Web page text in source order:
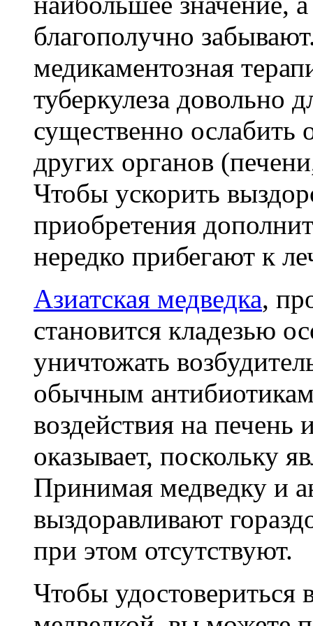
солевые отложения, болевые ощущения
и повышает гибкость суставов
Купить экстракт Маклюры
Желчь медведя настойка
применяется при диабете, болезнях
различных опухолях, болезни обмена
облысении, панкреатите, остеохондрозе,
радикулите, подагре, ревматизме,
Купить настойку медвежьей желчи
благополучно
медикаментозная
туберкулеза довольно
существенно ослабить
других органов
Чтобы ускорить
приобретения
нередко прибегают к
Азиатская медведка,
становится кладезью
уничтожать
обычным
воздействия на печень
оказывает, поскольку
Принимая медведку и
выздоравливают
при этом отсутствуют.
Чтобы удостовериться